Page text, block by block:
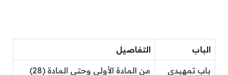
الباب التفاصيل
باب تمهيدي
من المادة الأولى وحتى المادة (28)